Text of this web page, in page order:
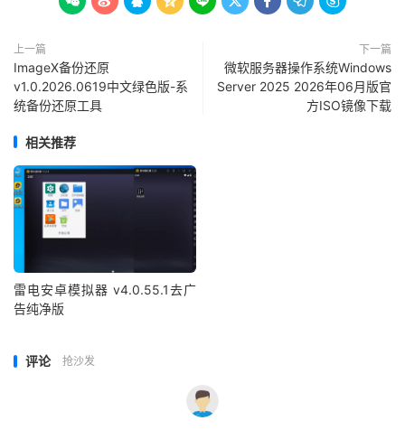
上一篇
ImageX备份还原
v1.0.2026.0619中文绿色版-系
统备份还原工具
下一篇
微软服务器操作系统Windows
Server 2025 2026年06月版官
方ISO镜像下载
相关推荐
雷电安卓模拟器 v4.0.55.1去广
告纯净版
评论 抢沙发